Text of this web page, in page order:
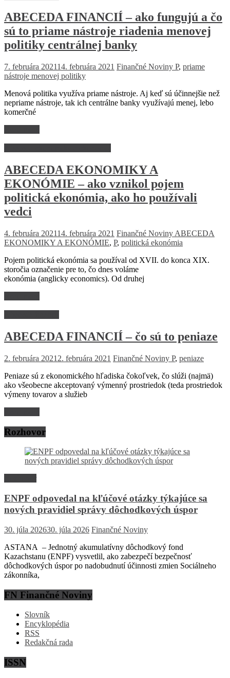
ABECEDA FINANCIÍ – ako fungujú a čo
sú to priame nástroje riadenia menovej
politiky centrálnej banky
7. februára 202114. februára 2021 Finančné Noviny P, priame
nástroje menovej politiky
Menová politika využíva priame nástroje. Aj keď sú účinnejšie než
nepriame nástroje, tak ich centrálne banky využívajú menej, lebo
komerčné
ABECEDA EKONOMIKY A
EKONÓMIE – ako vznikol pojem
politická ekonómia, ako ho používali
vedci
4. februára 202114. februára 2021 Finančné Noviny ABECEDA
EKONOMIKY A EKONÓMIE, P, politická ekonómia
Pojem politická ekonómia sa používal od XVII. do konca XIX.
storočia označenie pre to, čo dnes voláme
ekonómia (anglicky economics). Od druhej
ABECEDA FINANCIÍ – čo sú to peniaze
2. februára 2021 2. februára 2021 Finančné Noviny P, peniaze
Peniaze sú z ekonomického hľadiska čokoľvek, čo slúži (najmä)
ako všeobecne akceptovaný výmenný prostriedok (teda prostriedok
výmeny tovarov a služieb
Rozhovor
ENPF odpovedal na kľúčové otázky týkajúce sa
nových pravidiel správy dôchodkových úspor
30. júla 202630. júla 2026 Finančné Noviny
ASTANA – Jednotný akumulatívny dôchodkový fond
Kazachstanu (ENPF) vysvetlil, ako zabezpečí bezpečnosť
dôchodkových úspor po nadobudnutí účinnosti zmien Sociálneho
zákonníka,
FN Finančné Noviny
Slovník
Encyklopédia
RSS
Redakčná rada
ISSN